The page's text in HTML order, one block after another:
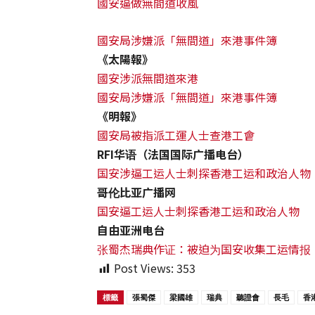
國安局涉嫌派「無間道」來港事件簿
《太陽報》
國安涉派無間道來港
國安局涉嫌派「無間道」來港事件簿
《明報》
國安局被指派工運人士查港工會
RFI华语（法国国际广播电台）
国安涉逼工运人士刺探香港工运和政治人物
哥伦比亚广播网
国安逼工运人士刺探香港工运和政治人物
自由亚洲电台
张蜀杰瑞典作证：被迫为国安收集工运情报
Post Views: 353
標籤 張蜀傑 梁國雄 瑞典 聽證會 長毛 香